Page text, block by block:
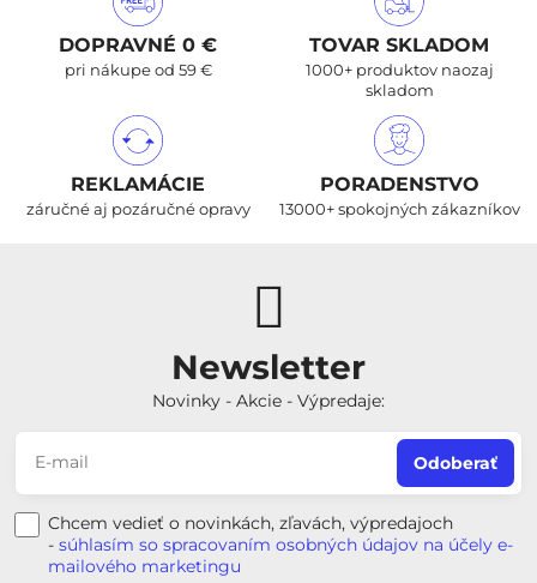
DOPRAVNÉ 0 €
pri nákupe od 59 €
TOVAR SKLADOM
1000+ produktov naozaj
skladom
REKLAMÁCIE
záručné aj pozáručné opravy
PORADENSTVO
13000+ spokojných zákazníkov
Newsletter
Novinky - Akcie - Výpredaje:
Odoberať
Chcem vedieť o novinkách, zľavách, výpredajoch
- súhlasím so spracovaním osobných údajov na účely e-
mailového marketingu